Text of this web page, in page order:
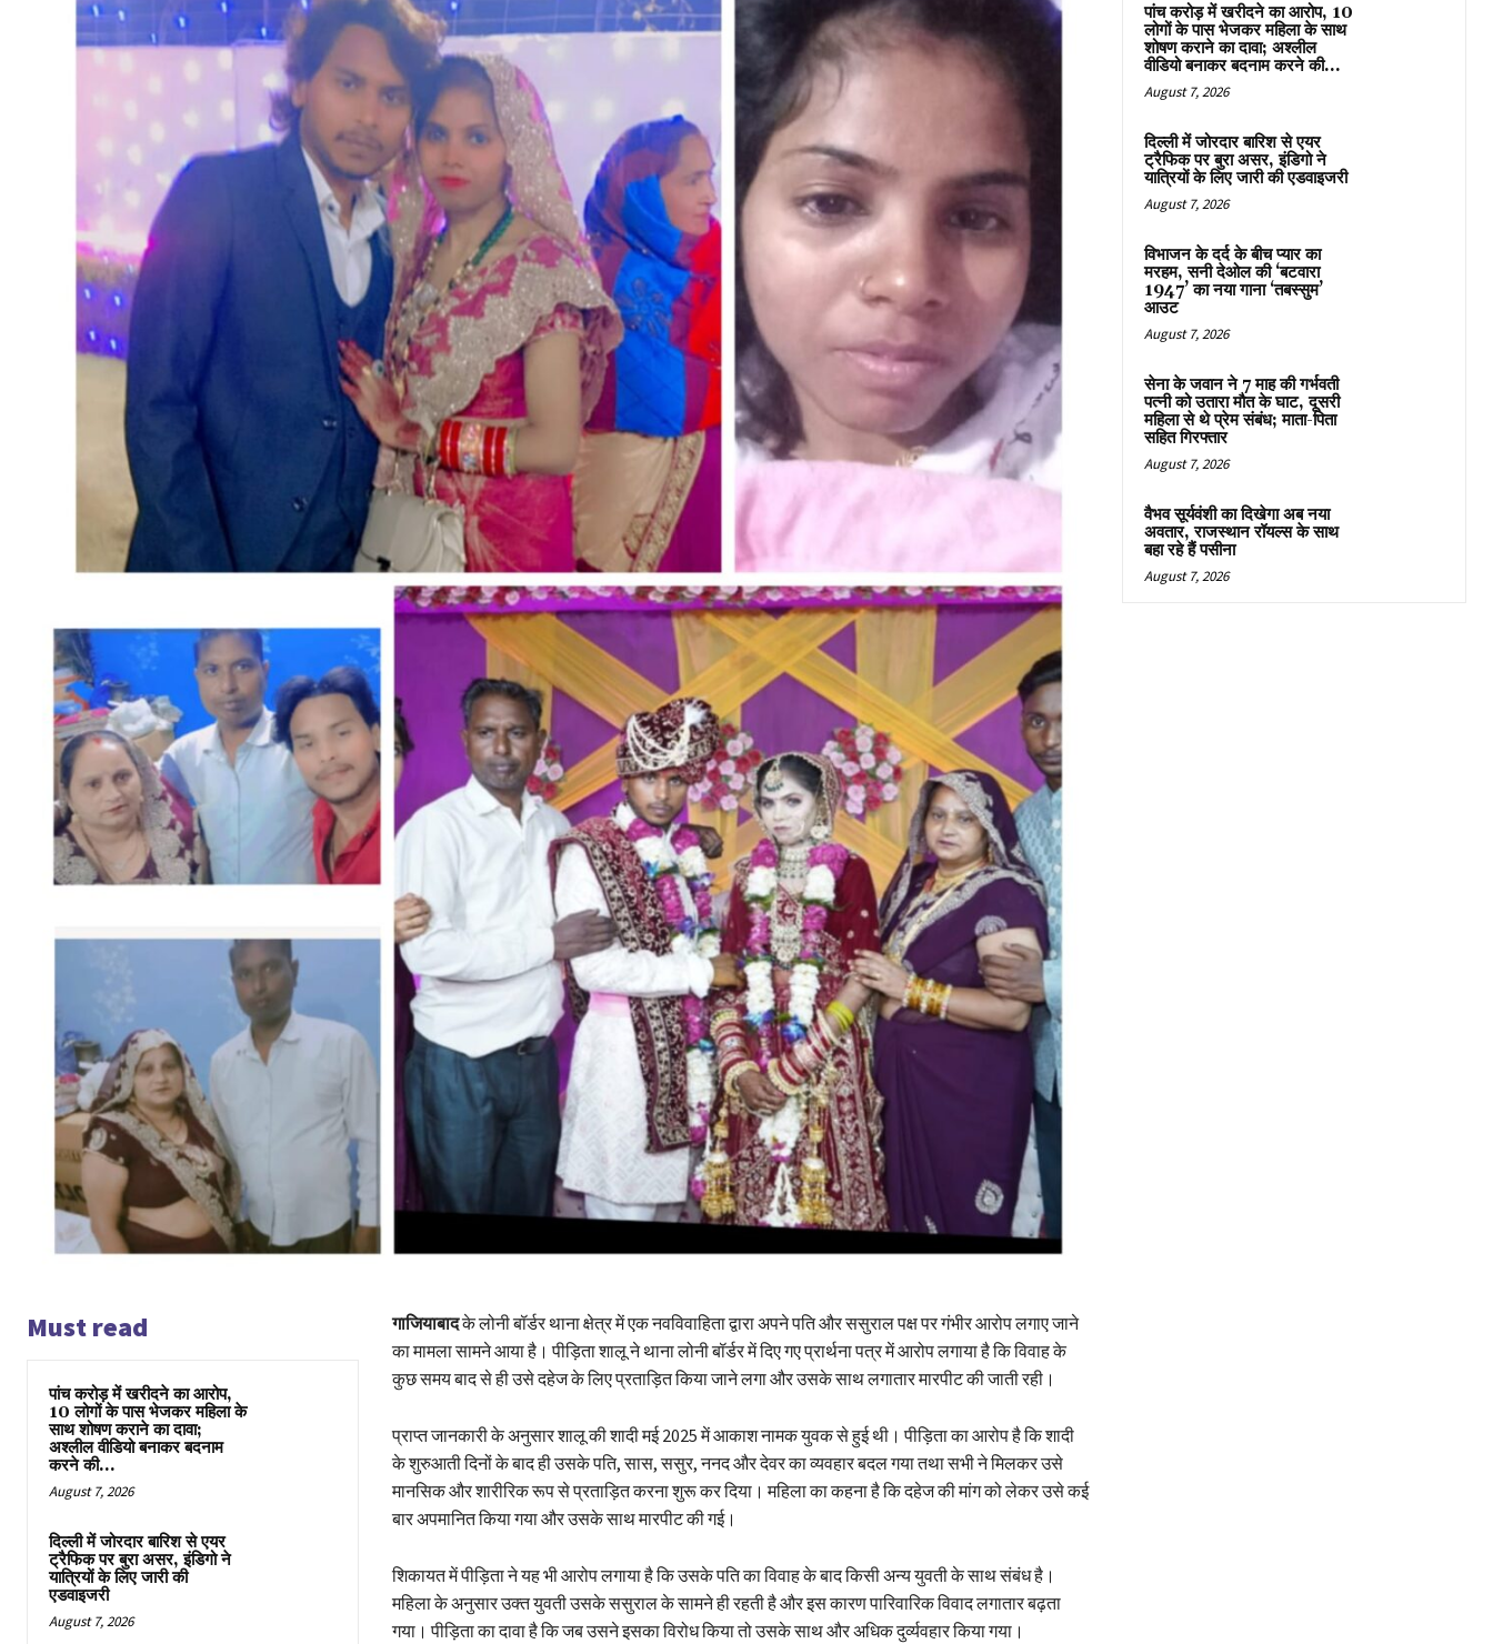
Must read
पांच करोड़ में खरीदने का आरोप,
10 लोगों के पास भेजकर महिला के
साथ शोषण कराने का दावा;
अश्लील वीडियो बनाकर बदनाम
करने की...
August 7, 2026
दिल्ली में जोरदार बारिश से एयर
ट्रैफिक पर बुरा असर, इंडिगो ने
यात्रियों के लिए जारी की
एडवाइजरी
August 7, 2026
गाजियाबादके लोनी बॉर्डर थाना क्षेत्र में एक नवविवाहिता द्वारा अपने पति और ससुराल पक्ष पर गंभीर आरोप लगाए जाने
का मामला सामने आया है। पीड़िता शालू ने थाना लोनी बॉर्डर में दिए गए प्रार्थना पत्र में आरोप लगाया है कि विवाह के
कुछ समय बाद से ही उसे दहेज के लिए प्रताड़ित किया जाने लगा और उसके साथ लगातार मारपीट की जाती रही।
प्राप्त जानकारी के अनुसार शालू की शादी मई 2025 में आकाश नामक युवक से हुई थी। पीड़िता का आरोप है कि शादी
के शुरुआती दिनों के बाद ही उसके पति, सास, ससुर, ननद और देवर का व्यवहार बदल गया तथा सभी ने मिलकर उसे
मानसिक और शारीरिक रूप से प्रताड़ित करना शुरू कर दिया। महिला का कहना है कि दहेज की मांग को लेकर उसे कई
बार अपमानित किया गया और उसके साथ मारपीट की गई।
शिकायत में पीड़िता ने यह भी आरोप लगाया है कि उसके पति का विवाह के बाद किसी अन्य युवती के साथ संबंध है।
महिला के अनुसार उक्त युवती उसके ससुराल के सामने ही रहती है और इस कारण पारिवारिक विवाद लगातार बढ़ता
गया। पीड़िता का दावा है कि जब उसने इसका विरोध किया तो उसके साथ और अधिक दुर्व्यवहार किया गया।
पांच करोड़ में खरीदने का आरोप, 10
लोगों के पास भेजकर महिला के साथ
शोषण कराने का दावा; अश्लील
वीडियो बनाकर बदनाम करने की...
August 7, 2026
दिल्ली में जोरदार बारिश से एयर
ट्रैफिक पर बुरा असर, इंडिगो ने
यात्रियों के लिए जारी की एडवाइजरी
August 7, 2026
विभाजन के दर्द के बीच प्यार का
मरहम, सनी देओल की ‘बटवारा
1947’ का नया गाना ‘तबस्सुम’
आउट
August 7, 2026
सेना के जवान ने 7 माह की गर्भवती
पत्नी को उतारा मौत के घाट, दूसरी
महिला से थे प्रेम संबंध; माता-पिता
सहित गिरफ्तार
August 7, 2026
वैभव सूर्यवंशी का दिखेगा अब नया
अवतार, राजस्थान रॉयल्स के साथ
बहा रहे हैं पसीना
August 7, 2026